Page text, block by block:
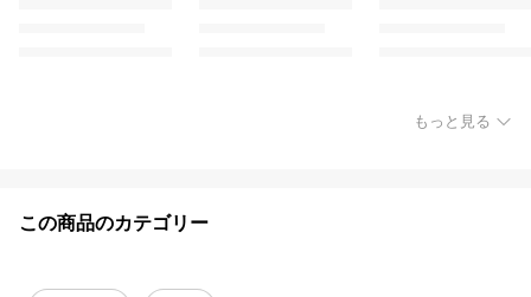
もっと見る
この商品のカテゴリー